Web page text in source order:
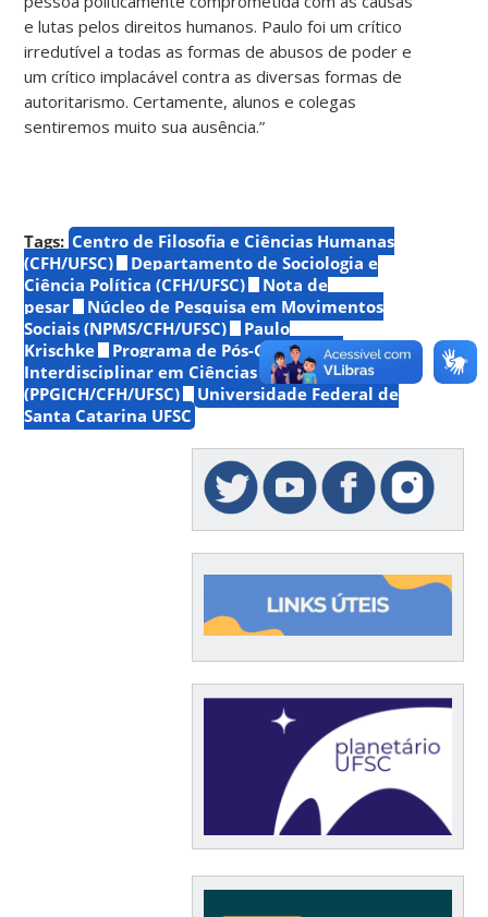
e lutas pelos direitos humanos. Paulo foi um crítico
irredutível a todas as formas de abusos de poder e
um crítico implacável contra as diversas formas de
autoritarismo. Certamente, alunos e colegas
sentiremos muito sua ausência.”
Tags: Centro de Filosofia e Ciências Humanas
(CFH/UFSC)
Departamento de Sociologia e
Ciência Política (CFH/UFSC)
Nota de
pesar
Núcleo de Pesquisa em Movimentos
Sociais (NPMS/CFH/UFSC)
Paulo
Krischke
Programa de Pós-Graduação
Interdisciplinar em Ciências Humanas
(PPGICH/CFH/UFSC)
Universidade Federal de
Santa Catarina UFSC